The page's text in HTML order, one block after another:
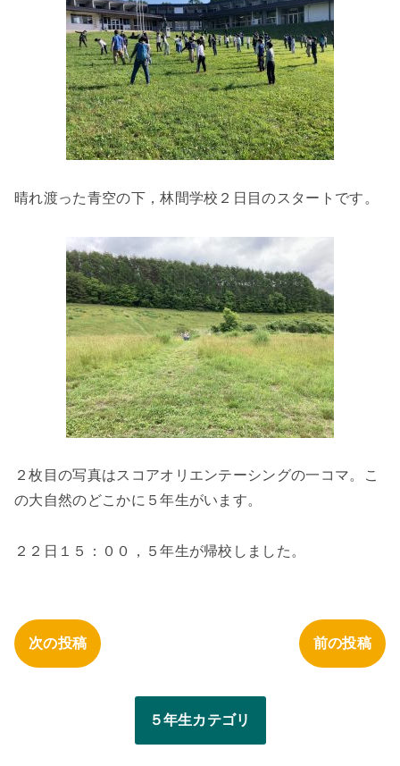
晴れ渡った青空の下，林間学校２日目のスタートです。
２枚目の写真はスコアオリエンテーシングの一コマ。こ
の大自然のどこかに５年生がいます。
２２日１５：００，５年生が帰校しました。
次の投稿 前の投稿
５年生カテゴリ